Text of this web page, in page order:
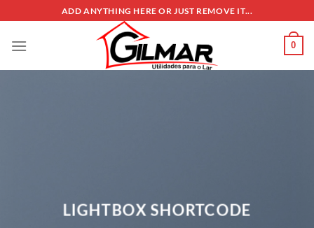
to
content
ADD ANYTHING HERE OR JUST REMOVE IT...
0
LIGHTBOX SHORTCODE